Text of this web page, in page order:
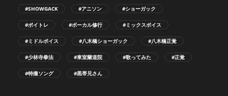
#SHOWGACK #アニソン #ショーガック
#ボイトレ #ボーカル修行 #ミックスボイス
#ミドルボイス #八木橋ショーガック #八木橋正覚
#少林寺拳法 #東室蘭道院 #歌ってみた #正覚
#特撮ソング #黒帯兄さん